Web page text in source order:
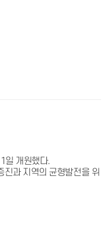
일 개원했다.
과 지역의 균형발전을 위